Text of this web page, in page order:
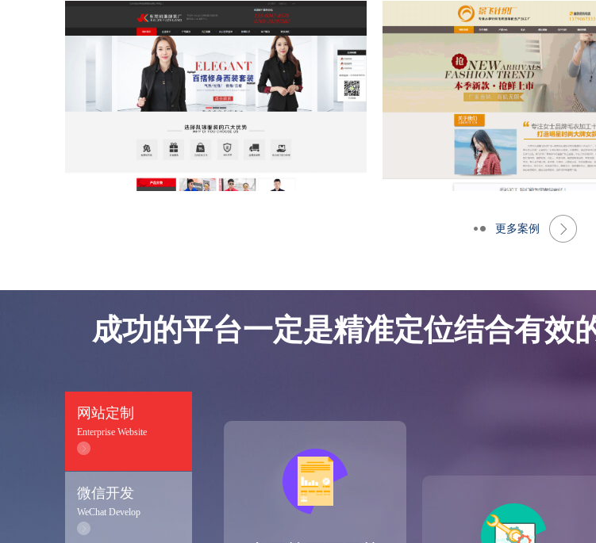
网站优化案例-大朗景飞针
更多案例
成功的平台一定是精准定位结合有效
网站定制
Enterprise Website
微信开发
WeChat Develop